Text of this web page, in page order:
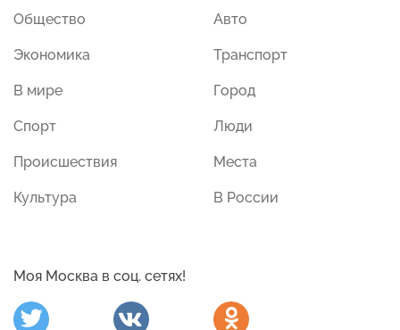
Общество
Экономика
В мире
Спорт
Происшествия
Культура
Авто
Транспорт
Город
Люди
Места
В России
Моя Москва в соц. сетях!